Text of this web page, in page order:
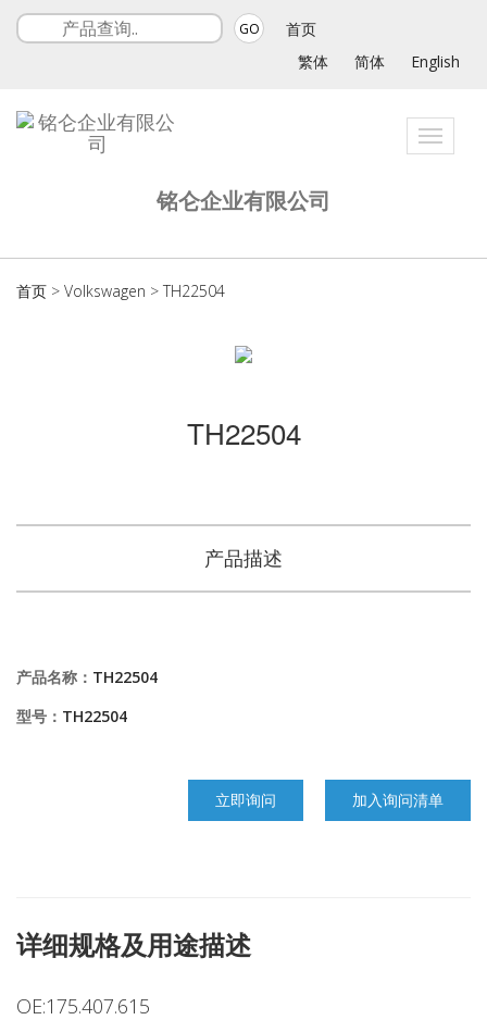
GO
首页
繁体
简体 English
Toggle
铭仑企业有限公司
首页 > Volkswagen > TH22504
TH22504
产品描述
产品名称： TH22504
型号： TH22504
立即询问 加入询问清单
详细规格及用途描述
OE:175.407.615